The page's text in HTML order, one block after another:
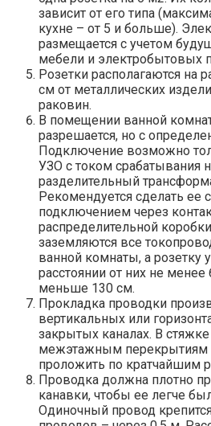
зависит от его типа
кухне – от 5 и больше).
размещается с учетом
мебели и электробытовых
Розетки располагаются на
см от металлических
раковин.
В помещении ванной
разрешается, но с
Подключение возможно
УЗО с током срабатывания
разделительный
Рекомендуется сделать ее
подключением через
распределительной
заземляются все
ванной комнаты, а розетку
расстоянии от них не
меньше 130 см.
Прокладка проводки
вертикальных или
закрытых каналах. В
межэтажным перекрытиям
проложить по кратчайшим
Проводка должна плотно
канавки, чтобы ее легче
Одиночный провод